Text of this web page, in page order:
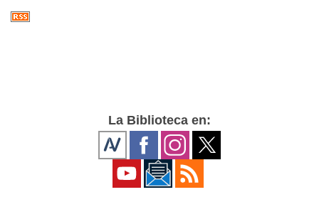
La Biblioteca en: